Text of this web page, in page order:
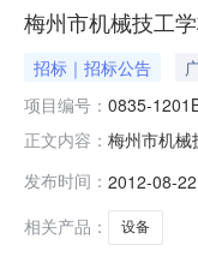
梅州市机械技工
招标｜招标公告
项目编号： 0835-
正文内容： 梅州市机械
求1.项目内
标。四、供
发布时间： 2012-08-22
相关产品：
设备